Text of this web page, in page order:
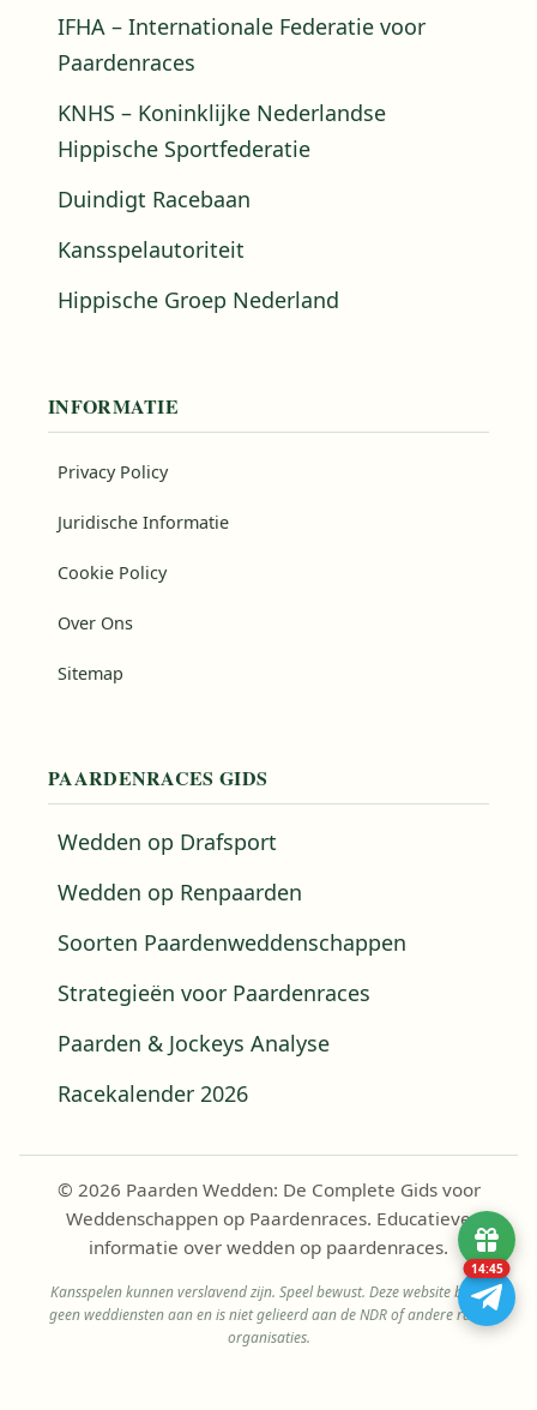
IFHA – Internationale Federatie voor
Paardenraces
KNHS – Koninklijke Nederlandse
Hippische Sportfederatie
Duindigt Racebaan
Kansspelautoriteit
Hippische Groep Nederland
INFORMATIE
Privacy Policy
Juridische Informatie
Cookie Policy
Over Ons
Sitemap
PAARDENRACES GIDS
Wedden op Drafsport
Wedden op Renpaarden
Soorten Paardenweddenschappen
Strategieën voor Paardenraces
Paarden & Jockeys Analyse
Racekalender 2026
© 2026 Paarden Wedden: De Complete Gids voor
Weddenschappen op Paardenraces. Educatieve
informatie over wedden op paardenraces.
Kansspelen kunnen verslavend zijn. Speel bewust. Deze website biedt
geen weddiensten aan en is niet gelieerd aan de NDR of andere race-
organisaties.
14:45